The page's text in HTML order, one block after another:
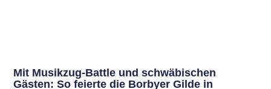
Mit Musikzug-Battle und schwäbischen
Gästen: So feierte die Borbyer Gilde in